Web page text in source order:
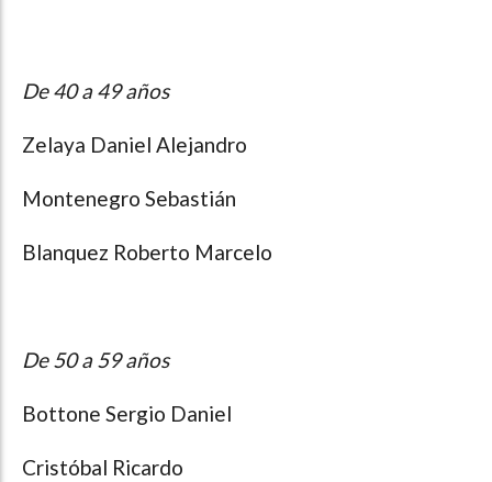
De 40 a 49 años
Zelaya Daniel Alejandro
Montenegro Sebastián
Blanquez Roberto Marcelo
De 50 a 59 años
Bottone Sergio Daniel
Cristóbal Ricardo